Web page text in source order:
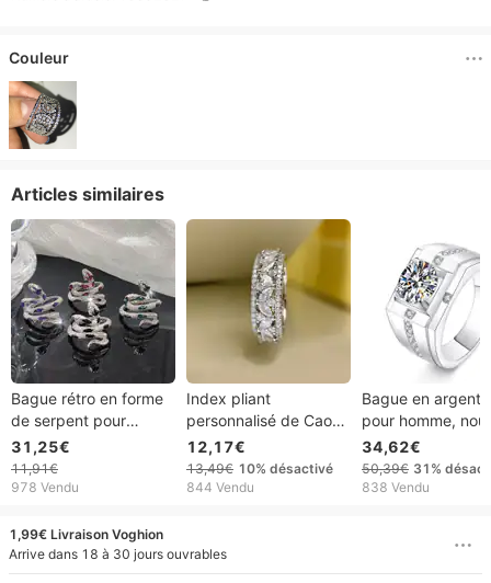
Couleur
Articles similaires
Bague rétro en forme
de serpent pour
femme, bague ouverte
haut de gamme
tendance de créateur
31,25€
11,91€
978 Vendu
Index pliant
personnalisé de Cao
Shi, édition large, avec
feuilles de fleurs, yeux
de cheval, bague en
12,17€
13,49€ 10% désactivé
844 Vendu
Bague en argent
pour homme,
collection, à
griffes, style
japonais et
34,62€
50,39€ 31%
838 Vendu
1,99€ Livraison Voghion
Arrive dans 18 à 30 jours ouvrables